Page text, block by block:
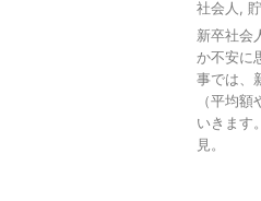
社会人
新卒社会
か不安に
事では、
（平均
いきます
見。